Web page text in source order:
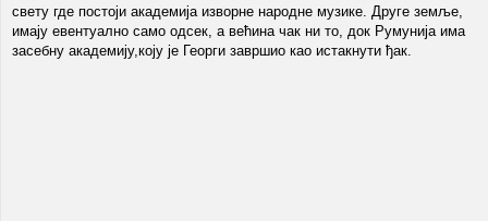
свету где постоји академија изворне народне музике. Друге земље,
имају евентуално само одсек, а већина чак ни то, док Румунија има
засебну академију,коју је Георги завршио као истакнути ђак.